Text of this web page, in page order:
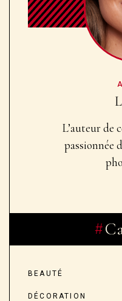
L’auteur de
passionnée
BEAUTÉ
DÉCORATION